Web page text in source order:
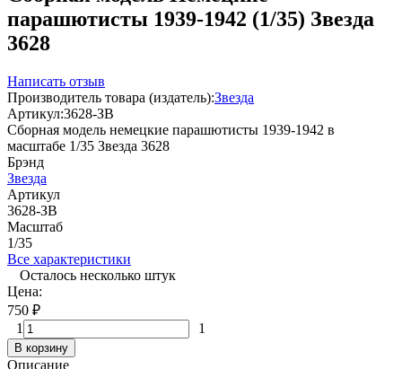
парашютисты 1939-1942 (1/35) Звезда
3628
Написать отзыв
Производитель товара (издатель):Звезда
Артикул:3628-ЗВ
Сборная модель немецкие парашютисты 1939-1942 в
масштабе 1/35 Звезда 3628
Брэнд
Звезда
Артикул
3628-ЗВ
Масштаб
1/35
Все характеристики
Осталось несколько штук
Цена:
750 ₽
1
1
В корзину
Описание